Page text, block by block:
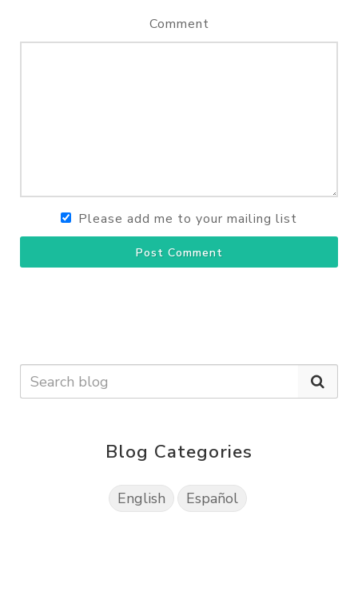
Comment
Please add me to your mailing list
Post Comment
Blog Categories
English Español